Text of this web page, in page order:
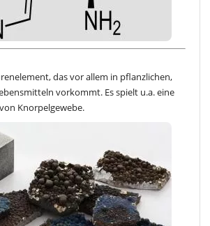
das vor allem in pflanzlichen,
vorkommt. Es spielt u.a. eine
Knorpelgewebe.